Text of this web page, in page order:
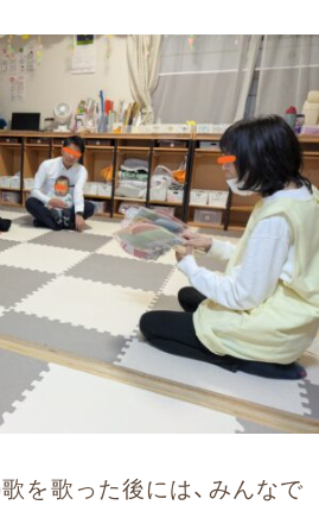
を歌った後には、みんなで